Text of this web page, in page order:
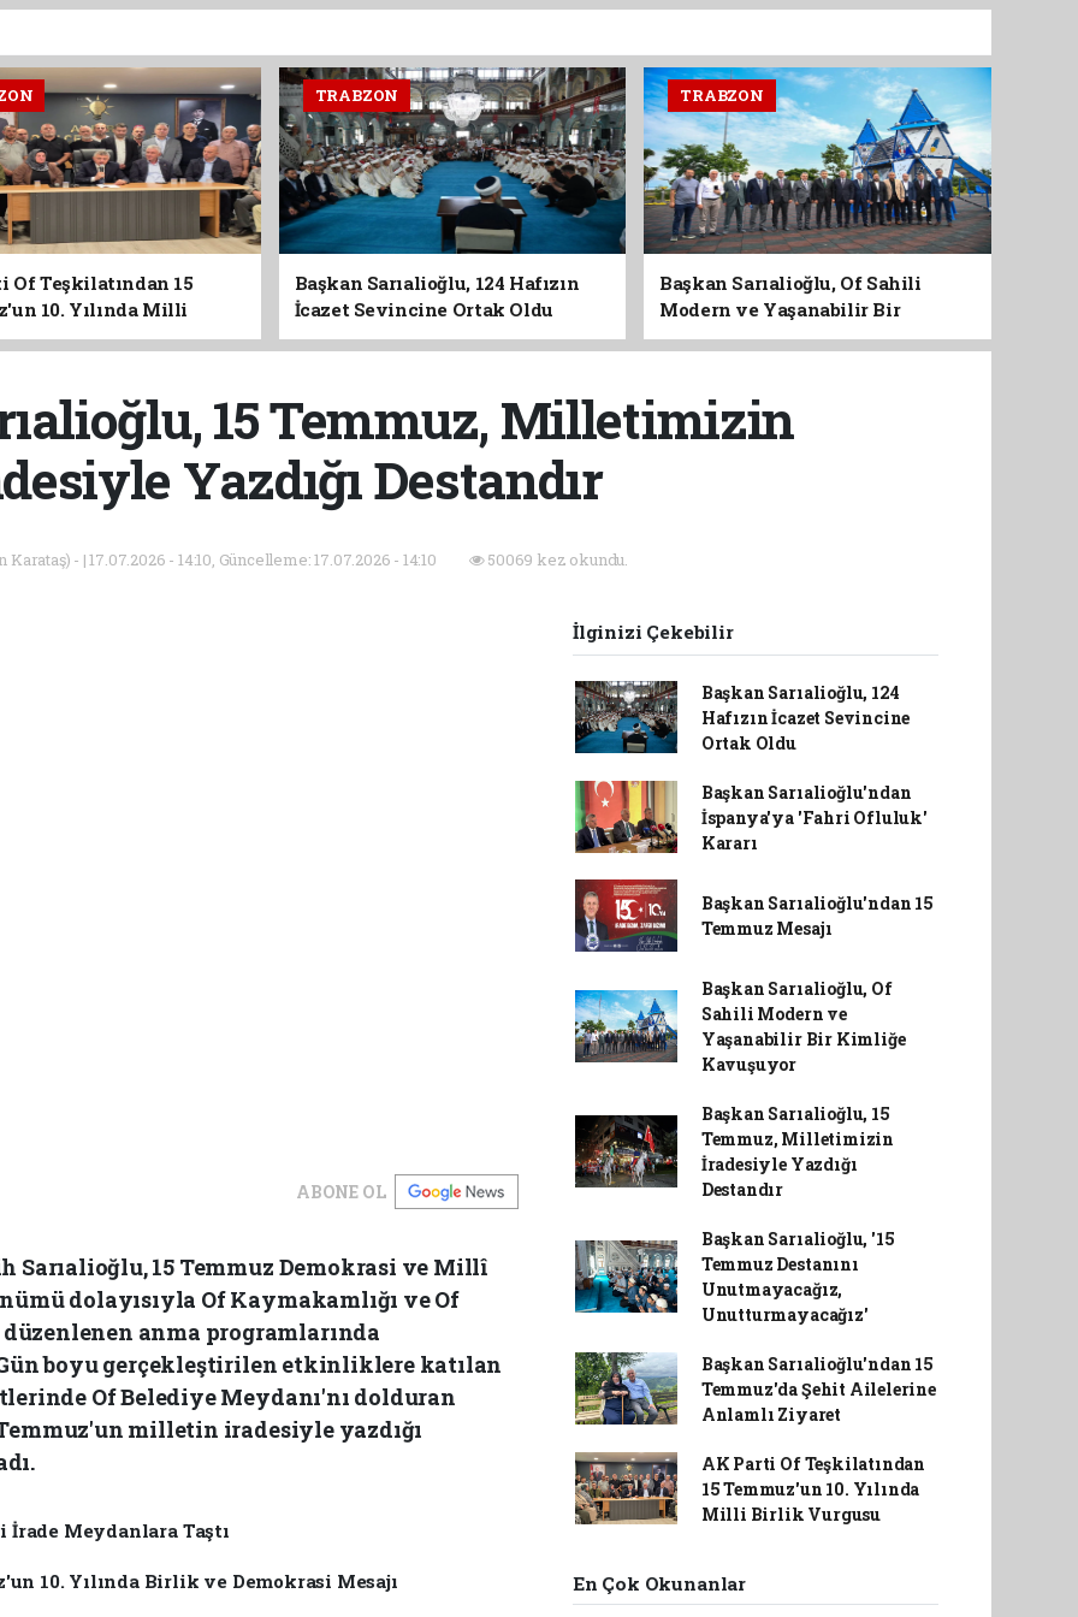
Of Teşkilatından 15
10. Yılında Milli
TRABZON
Başkan Sarıalioğlu, 124 Hafızın
İcazet Sevincine Ortak Oldu
TRABZON
Başkan Sarıalioğlu, Of Sahili
Modern ve Yaşanabilir Bir
Kimliğe Kavuşuyor
15 Temmuz, Milletimizin
Yazdığı Destandır
Karataş) - | 17.07.2026 - 14:10, Güncelleme: 17.07.2026 - 14:10 50069 kez okundu.
ABONE OL
Sarıalioğlu, 15 Temmuz Demokrasi ve Millî
dolayısıyla Of Kaymakamlığı ve Of
anma programlarında
boyu gerçekleştirilen etkinliklere katılan
Of Belediye Meydanı'nı dolduran
milletin iradesiyle yazdığı
İrade Meydanlara Taştı
10. Yılında Birlik ve Demokrasi Mesajı
İlginizi Çekebilir
Başkan Sarıalioğlu, 124
Hafızın İcazet Sevincine
Ortak Oldu
Başkan Sarıalioğlu'ndan
İspanya'ya 'Fahri Ofluluk'
Kararı
Başkan Sarıalioğlu'ndan 15
Temmuz Mesajı
Başkan Sarıalioğlu, Of
Sahili Modern ve
Yaşanabilir Bir Kimliğe
Kavuşuyor
Başkan Sarıalioğlu, 15
Temmuz, Milletimizin
İradesiyle Yazdığı
Destandır
Başkan Sarıalioğlu, '15
Temmuz Destanını
Unutmayacağız,
Unutturmayacağız'
Başkan Sarıalioğlu'ndan 15
Temmuz'da Şehit Ailelerine
Anlamlı Ziyaret
AK Parti Of Teşkilatından
15 Temmuz'un 10. Yılında
Milli Birlik Vurgusu
En Çok Okunanlar